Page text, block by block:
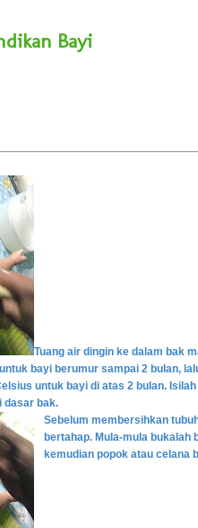
Bayi
Tuang air dingin ke dalam bak
bayi berumur sampai 2 bulan,
untuk bayi di atas 2 bulan.
dasar bak.
Sebelum membersihkan
bertahap. Mula-mula bukalah
kemudian popok atau celana